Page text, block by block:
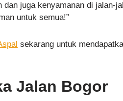
juga kenyamanan di jalan-
untuk semua!”
sekarang untuk
Jalan Bogor